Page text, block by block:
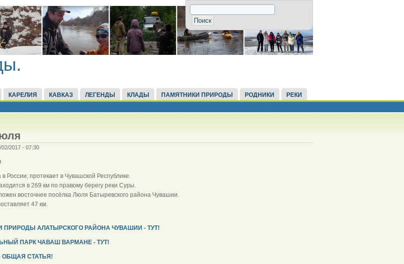
КАРЕЛИЯ КАВКАЗ ЛЕГЕНДЫ КЛАДЫ ПАМЯТНИКИ ПРИРОДЫ РОДНИКИ РЕКИ
2017 - 07:30
России, протекает в Чувашской Республике.
в 269 км по правому берегу реки Суры.
восточнее посёлка Люля Батыревского района Чувашии.
47 км.
ПРИРОДЫ АЛАТЫРСКОГО РАЙОНА ЧУВАШИИ - ТУТ!
ПАРК ЧАВАШ ВАРМАНЕ - ТУТ!
ОБЩАЯ СТАТЬЯ!